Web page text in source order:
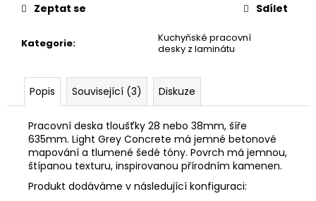
Kategorie:
Kuchyňské pracovní
desky z laminátu
Zeptat se Sdílet
Popis Související (3) Diskuze
Pracovní deska tloušťky 28 nebo 38mm, šíře
635mm. Light Grey Concrete má jemné betonové
mapování a tlumené šedé tóny. Povrch má jemnou,
štípanou texturu, inspirovanou přírodním kamenen.
Produkt dodáváme v následující konfiguraci: